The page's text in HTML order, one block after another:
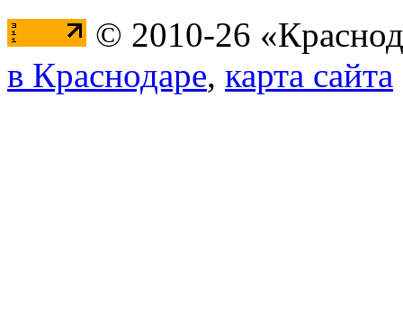
© 2010-26
в Краснодаре, карта сайта